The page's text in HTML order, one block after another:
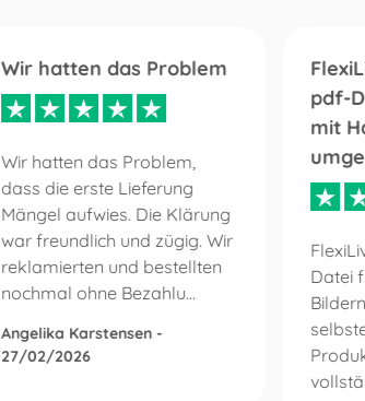
Wir hatten das Problem
Wir hatten das Problem,
dass die erste Lieferung
Mängel aufwies. Die Klärung
war freundlich und zügig. Wir
reklamierten und bestellten
nochmal ohne Bezahlu...
Angelika Karstensen -
27/02/2026
pdf-
mit
Datei